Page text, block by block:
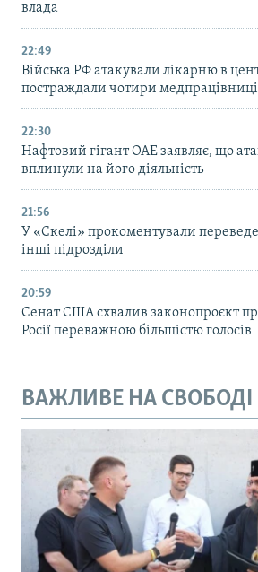
влада
22:49
Війська РФ атакували лікарню в
постраждали чотири
22:30
Нафтовий гігант ОАЕ заявляє, що
вплинули на його діяльність
21:56
У «Скелі» прокоментували
інші підрозділи
20:59
Cенат США схвалив законопроєкт
Росії переважною більшістю голосів
ВАЖЛИВЕ НА СВОБОДІ